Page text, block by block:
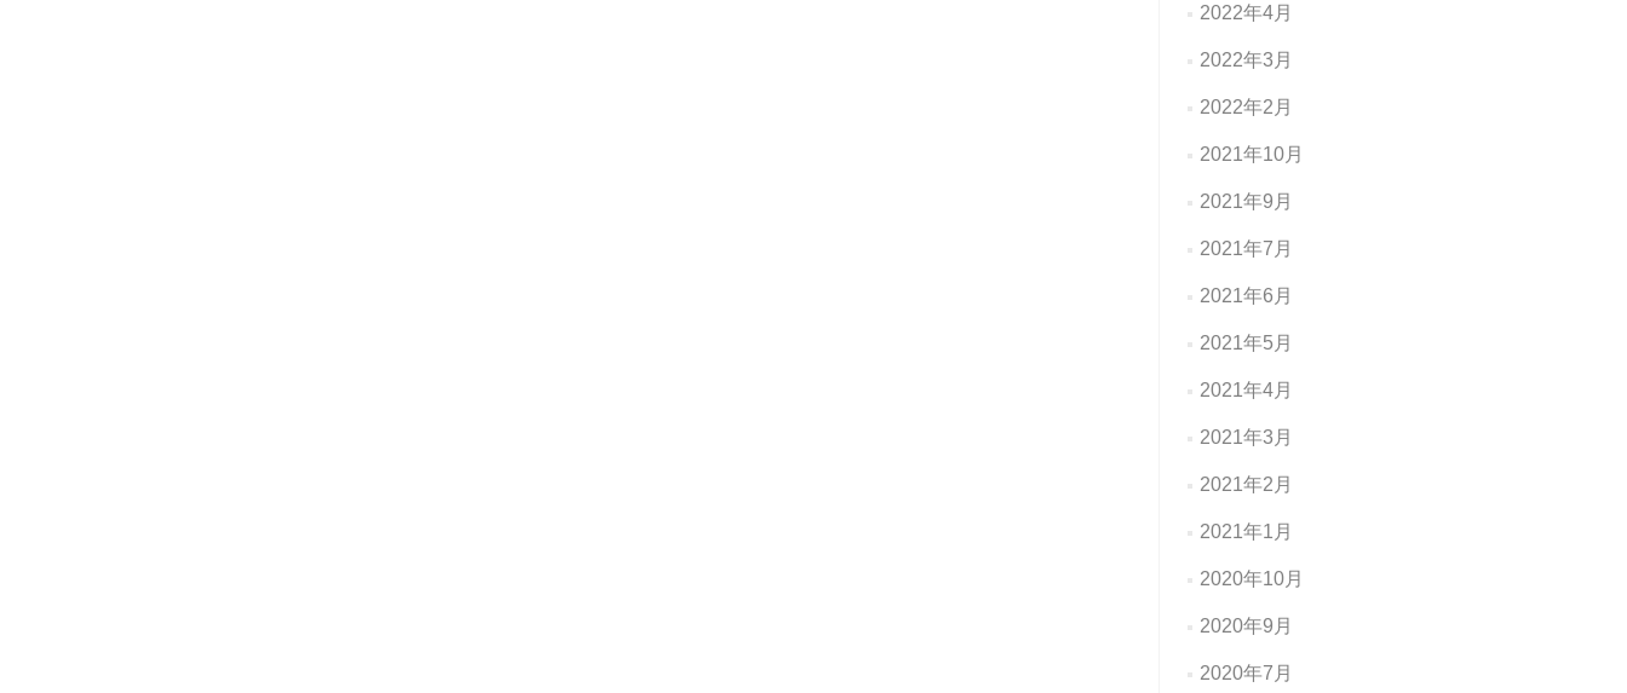
2022年4月
2022年3月
2022年2月
2021年10月
2021年9月
2021年7月
2021年6月
2021年5月
2021年4月
2021年3月
2021年2月
2021年1月
2020年10月
2020年9月
2020年7月